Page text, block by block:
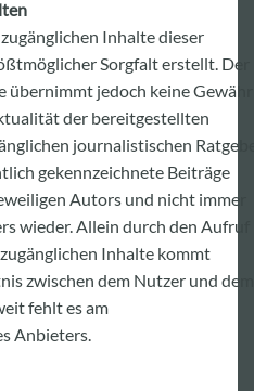
Inhalte dieser
Sorgfalt erstellt. Der
jedoch keine Gewähr
der bereitgestellten
journalistischen
gekennzeichnete Beiträge
Autors und nicht immer
wieder. Allein durch den Aufruf
Inhalte kommt
zwischen dem Nutzer und dem
fehlt es am
Anbieters.